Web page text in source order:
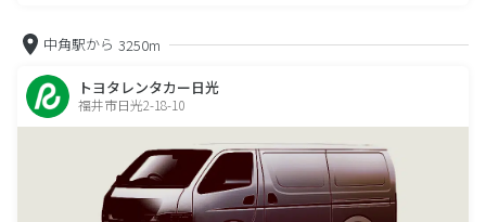
中角駅から 3250m
トヨタレンタカー日光
福井市日光2-18-10